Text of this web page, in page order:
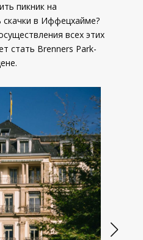
пикник на
скачки в Иффецхайме?
всех этих
стать Brenners Park-